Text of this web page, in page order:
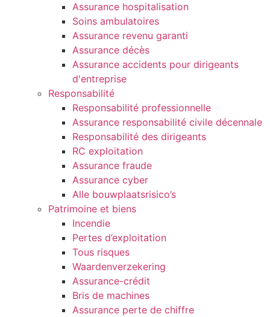
Assurance hospitalisation
Soins ambulatoires
Assurance revenu garanti
Assurance décès
Assurance accidents pour dirigeants
d'entreprise
Responsabilité
Responsabilité professionnelle
Assurance responsabilité civile décennale
Responsabilité des dirigeants
RC exploitation
Assurance fraude
Assurance cyber
Alle bouwplaatsrisico’s
Patrimoine et biens
Incendie
Pertes d’exploitation
Tous risques
Waardenverzekering
Assurance-crédit
Bris de machines
Assurance perte de chiffre